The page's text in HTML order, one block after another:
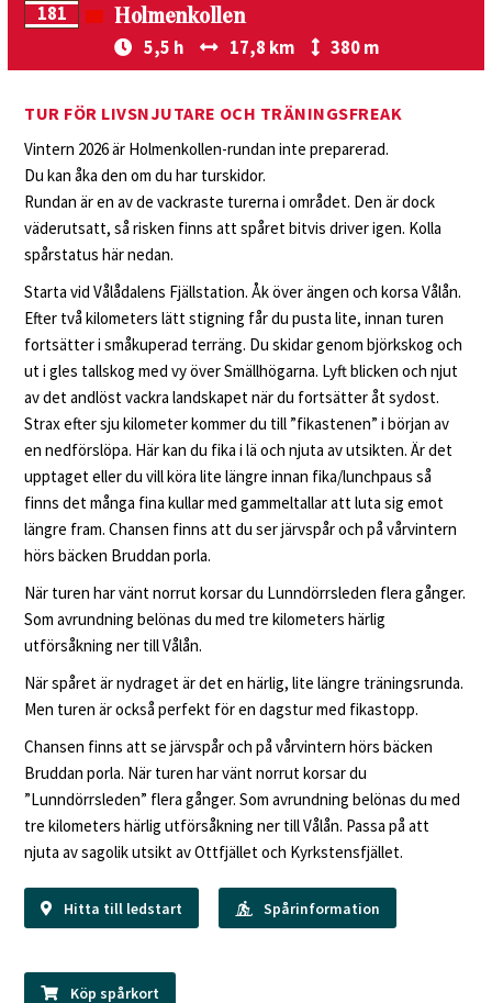
181 Holmenkollen
5,5 h 17,8 km 380 m
TUR FÖR LIVSNJUTARE OCH TRÄNINGSFREAK
Vintern 2026 är Holmenkollen-rundan inte preparerad.
Du kan åka den om du har turskidor.
Rundan är en av de vackraste turerna i området. Den är dock
väderutsatt, så risken finns att spåret bitvis driver igen. Kolla
spårstatus här nedan.
Starta vid Vålådalens Fjällstation. Åk över ängen och korsa Vålån.
Efter två kilometers lätt stigning får du pusta lite, innan turen
fortsätter i småkuperad terräng. Du skidar genom björkskog och
ut i gles tallskog med vy över Smällhögarna. Lyft blicken och njut
av det andlöst vackra landskapet när du fortsätter åt sydost.
Strax efter sju kilometer kommer du till ”fikastenen” i början av
en nedförslöpa. Här kan du fika i lä och njuta av utsikten. Är det
upptaget eller du vill köra lite längre innan fika/lunchpaus så
finns det många fina kullar med gammeltallar att luta sig emot
längre fram. Chansen finns att du ser järvspår och på vårvintern
hörs bäcken Bruddan porla.
När turen har vänt norrut korsar du Lunndörrsleden flera gånger.
Som avrundning belönas du med tre kilometers härlig
utförsåkning ner till Vålån.
När spåret är nydraget är det en härlig, lite längre träningsrunda.
Men turen är också perfekt för en dagstur med fikastopp.
Chansen finns att se järvspår och på vårvintern hörs bäcken
Bruddan porla. När turen har vänt norrut korsar du
”Lunndörrsleden” flera gånger. Som avrundning belönas du med
tre kilometers härlig utförsåkning ner till Vålån. Passa på att
njuta av sagolik utsikt av Ottfjället och Kyrkstensfjället.
Hitta till ledstart Spårinformation
Köp spårkort